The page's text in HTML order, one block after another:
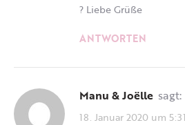
? Liebe Grüße
ANTWORTEN
Manu & Joëlle sagt:
18. Januar 2020 um